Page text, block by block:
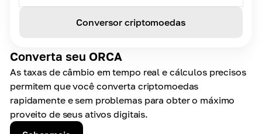
Converta seu ORCA
As taxas de câmbio em tempo real e cálculos precisos
permitem que você converta criptomoedas
rapidamente e sem problemas para obter o máximo
proveito de seus ativos digitais.
Conversor criptomoedas